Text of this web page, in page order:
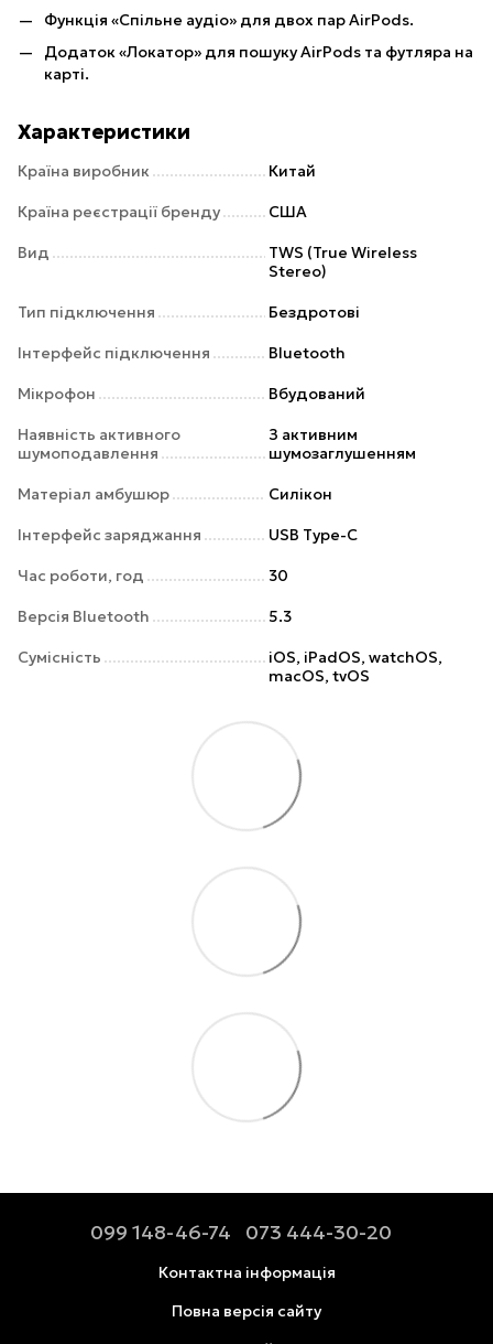
Функція «Спільне аудіо» для двох пар AirPods.
Додаток «Локатор» для пошуку AirPods та футляра на
карті.
Характеристики
Країна виробник Китай
Країна реєстрації бренду США
Вид
TWS (True Wireless
Stereo)
Тип підключення Бездротові
Інтерфейс підключення Bluetooth
Мікрофон Вбудований
Наявність активного
шумоподавлення
З активним
шумозаглушенням
Матеріал амбушюр Силікон
Інтерфейс заряджання USB Type-C
Час роботи, год 30
Версія Bluetooth 5.3
Сумісність
iOS, iPadOS, watchOS,
macOS, tvOS
099 148-46-74 073 444-30-20
Контактна інформація
Повна версія сайту